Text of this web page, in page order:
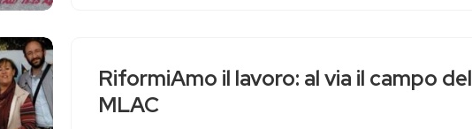
RiformiAmo il lavoro: al via il campo del
MLAC